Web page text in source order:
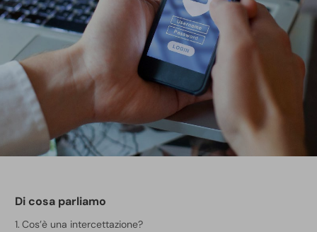
Di cosa parliamo
Cos’è una intercettazione?